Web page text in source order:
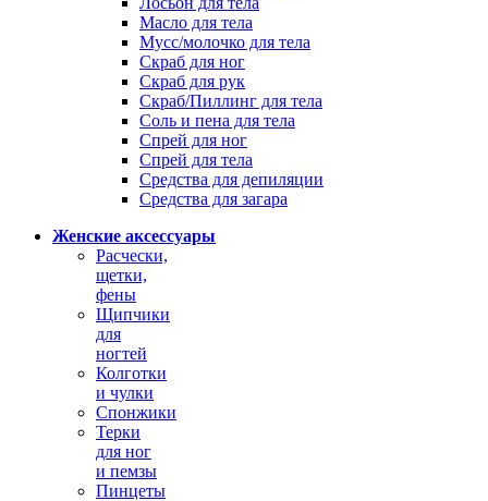
Масло для тела
Мусс/молочко для тела
Скраб для ног
Скраб для рук
Скраб/Пиллинг для тела
Соль и пена для тела
Спрей для ног
Спрей для тела
Средства для депиляции
Средства для загара
Женские аксессуары
Расчески,
щетки,
фены
Щипчики
для
ногтей
Колготки
и чулки
Спонжики
Терки
для ног
и пемзы
Пинцеты